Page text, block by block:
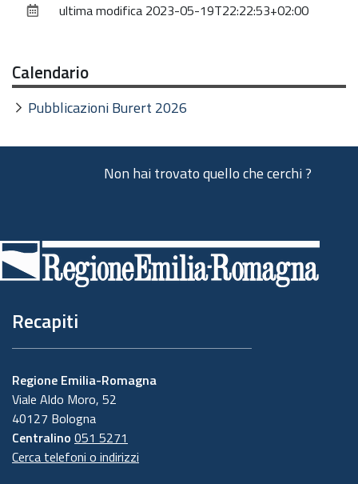
documentoultima modifica 2023-05-19T22:22:53+02:00
Calendario
Pubblicazioni Burert 2026
Non hai trovato quello che cerchi ?
di
pagina
Recapiti
Regione Emilia-Romagna
Viale Aldo Moro, 52
40127 Bologna
Centralino 051 5271
Cerca telefoni o indirizzi